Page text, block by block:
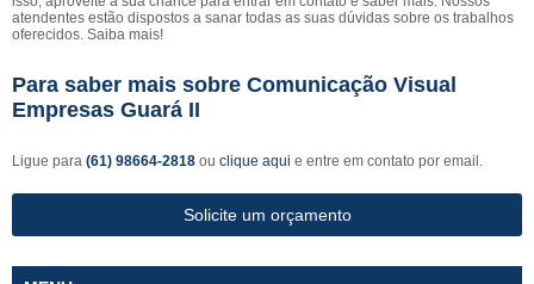
atendentes estão dispostos a sanar todas as suas dúvidas sobre os trabalhos
oferecidos. Saiba mais!
Para saber mais sobre Comunicação Visual
Empresas Guará II
Ligue para (61) 98664-2818 ou clique aqui e entre em contato por email.
Solicite um orçamento